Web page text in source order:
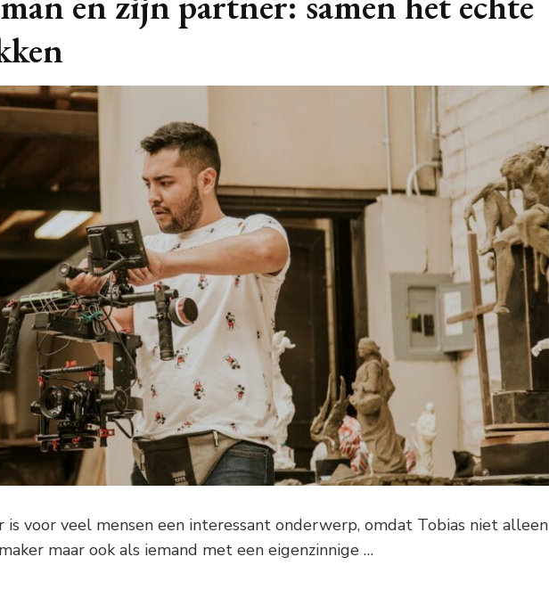
is voor veel mensen een interessant onderwerp, omdat Tobias niet alleen
maar ook als iemand met een eigenzinnige …